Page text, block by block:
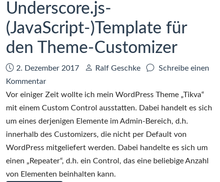
Underscore.js-
(JavaScript-)Template für
den Theme-Customizer
Datum:
2. Dezember 2017 Autor:
Ralf Geschke
Schreibe einen
Kommentarzu
Erstellen
eines
WordPress
Custom
Control
mit
Underscore.js-
Vor einiger Zeit wollte ich mein WordPress Theme „Tikva“
mit einem Custom Control ausstatten. Dabei handelt es sich
um eines derjenigen Elemente im Admin-Bereich, d.h.
innerhalb des Customizers, die nicht per Default von
WordPress mitgeliefert werden. Dabei handelte es sich um
einen „Repeater“, d.h. ein Control, das eine beliebige Anzahl
von Elementen beinhalten kann.